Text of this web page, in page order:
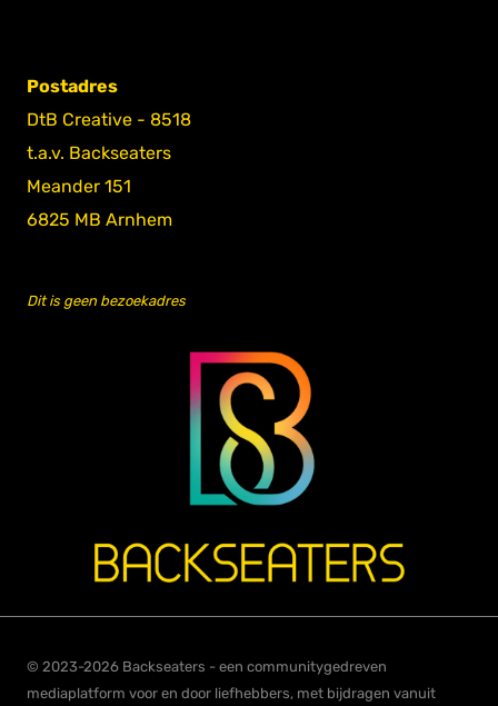
Postadres
DtB Creative - 8518
t.a.v. Backseaters
Meander 151
6825 MB Arnhem
Dit is geen bezoekadres
© 2023-2026 Backseaters - een communitygedreven
mediaplatform voor en door liefhebbers, met bijdragen vanuit